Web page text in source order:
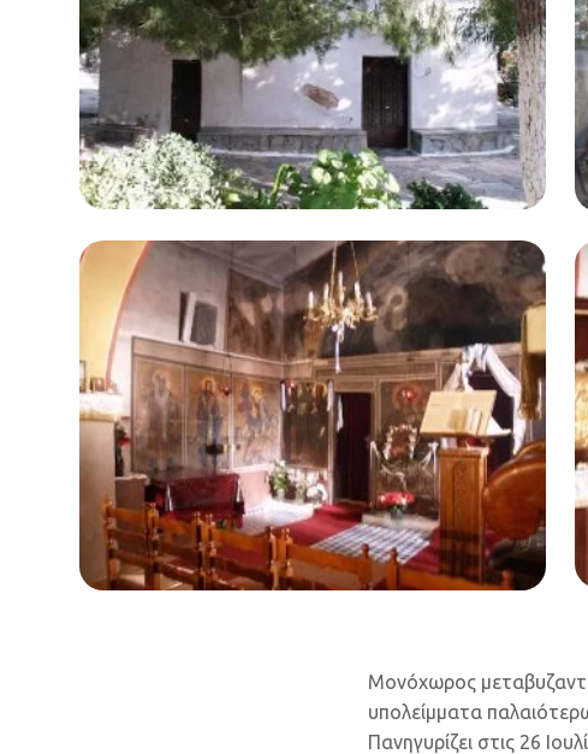
Μονόχωρος
υπολείμματα
Πανηγυρίζει στις 26